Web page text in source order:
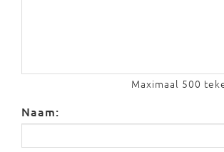
Maximaal 500
Naam: